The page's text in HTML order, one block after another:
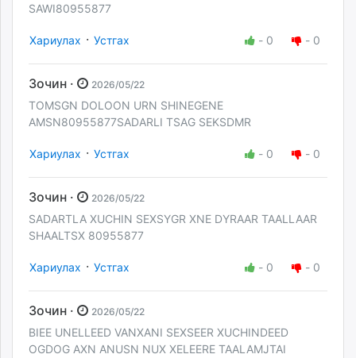
SAWI80955877
Хариулах · Устгах - 0 - 0
Зочин · 2026/05/22
TOMSGN DOLOON URN SHINEGENE
AMSN80955877SADARLI TSAG SEKSDMR
Хариулах · Устгах - 0 - 0
Зочин · 2026/05/22
SADARTLA XUCHIN SEXSYGR XNE DYRAAR TAALLAAR
SHAALTSX 80955877
Хариулах · Устгах - 0 - 0
Зочин · 2026/05/22
BIEE UNELLEED VANXANI SEXSEER XUCHINDEED
OGDOG AXN ANUSN NUX XELEERE TAALAMJTAI